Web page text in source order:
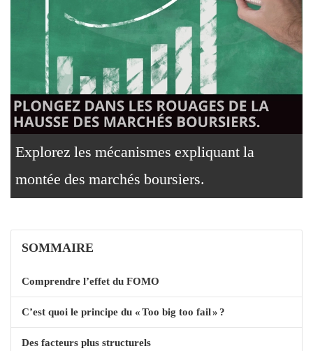
Explorez les mécanismes expliquant la
montée des marchés boursiers.
SOMMAIRE
Comprendre l’effet du FOMO
C’est quoi le principe du « Too big too fail » ?
Des facteurs plus structurels